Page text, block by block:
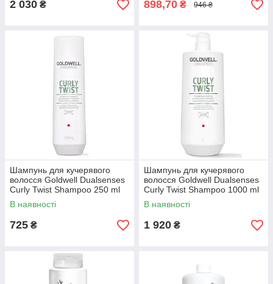
2 030 ₴ 898,70 ₴ 946 ₴
Шампунь для кучерявого
волосся Goldwell Dualsenses
Curly Twist Shampoo 250 ml
В наявності
725 ₴
Шампунь для кучерявого
волосся Goldwell Dualsenses
Curly Twist Shampoo 1000 ml
В наявності
1 920 ₴